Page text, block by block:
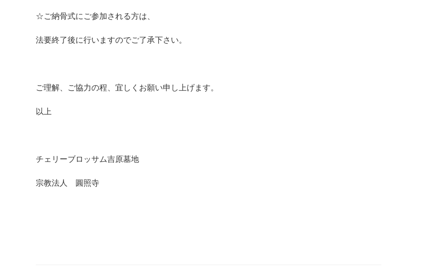
☆ご納骨式にご参加される方は、
法要終了後に行いますのでご了承下さい。
ご理解、ご協力の程、宜しくお願い申し上げます。
以上
チェリーブロッサム吉原墓地
宗教法人 圓照寺